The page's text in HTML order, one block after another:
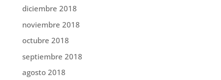
diciembre 2018
noviembre 2018
octubre 2018
septiembre 2018
agosto 2018